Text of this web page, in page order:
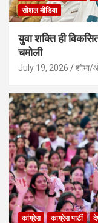
सोशल मीडिया
युवा शक्ति ही
चमोली
July 19, 2026 शोभा/
कांग्रेस काग्रेस पार्टी